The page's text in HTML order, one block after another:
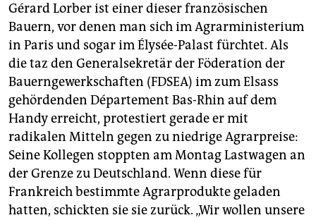
unterstützen
abo
genossenschaft
epaper login
Gérard Lorber ist einer dieser französischen
Bauern, vor denen man sich im Agrarministerium
in Paris und sogar im Élysée-Palast fürchtet. Als
die taz den Generalsekretär der Föderation der
Bauerngewerkschaften (FDSEA) im zum Elsass
gehördenden Département Bas-Rhin auf dem
Handy erreicht, protestiert gerade er mit
radikalen Mitteln gegen zu niedrige Agrarpreise:
Seine Kollegen stoppten am Montag Lastwagen an
der Grenze zu Deutschland. Wenn diese für
Frankreich bestimmte Agrarprodukte geladen
hatten, schickten sie sie zurück. „Wir wollen unsere